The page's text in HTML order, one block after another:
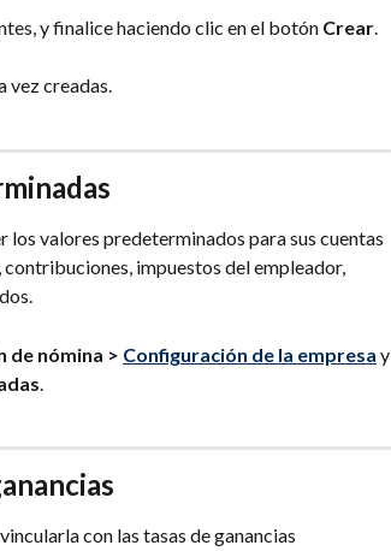
y finalice haciendo clic en el botón Crear
vez creadas.
los valores predeterminados para sus cuentas
impuestos del empleador,
de nómina > Configuración de la empresa y
.
con las tasas de ganancias